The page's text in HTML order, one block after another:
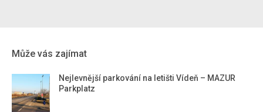
Může vás zajímat
Nejlevnější parkování na letišti Vídeň – MAZUR
Parkplatz